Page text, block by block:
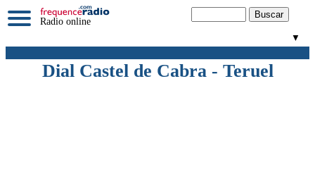
Radio online
▼
Dial Castel de Cabra - Teruel